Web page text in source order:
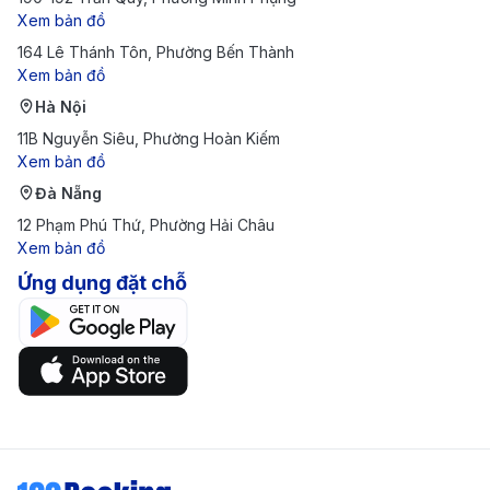
Airlines, VietJet Air, Bamboo Airways, và các hãng
quốc tế, giúp bạn dễ dàng lựa chọn chuyến bay
Dịch vụ khách hàng tận tâm
viên nhiệt tình và giàu kinh nghiệm, 190 Booking
cam kết hỗ trợ khách hàng 24/7, giúp giải quyết
các thắc mắc và hỗ trợ đặt vé một cách nhanh
chóng và thuận tiện.
Xem bản đồ
164 Lê Thánh Tôn, Phường Bến Thành
Xem bản đồ
Hà Nội
11B Nguyễn Siêu, Phường Hoàn Kiếm
Xem bản đồ
Đà Nẵng
12 Phạm Phú Thứ, Phường Hải Châu
Xem bản đồ
Ứng dụng đặt chỗ